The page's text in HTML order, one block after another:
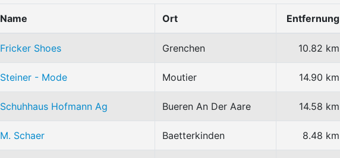
Name Ort Entfernung
Fricker Shoes Grenchen 10.82 km
Steiner - Mode Moutier 14.90 km
Schuhhaus Hofmann Ag Bueren An Der Aare 14.58 km
M. Schaer Baetterkinden 8.48 km